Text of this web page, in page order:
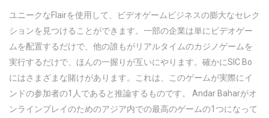
ユニークなFlairを使用して、ビデオゲームビジネスの膨大なセレク
ションを見つけることができます。一部の企業は単にビデオゲー
ムを配置するだけで、他の誰もがリアルタイムのカジノゲームを
実行するだけで、ほんの一握りが互いにやります。確かにSIC Bo
にはさまざまな賭けがあります。これは、このゲームが実際にイ
ンドの参加者の1人であると推論するものです。 Andar Baharがオ
ンラインプレイのためのアジア内での最高のゲームの1つになって